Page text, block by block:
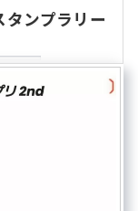
ンプラリー